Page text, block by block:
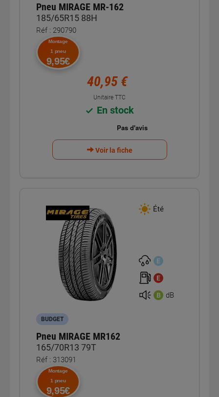
Pneu MIRAGE MR-162
185/65R15 88H
Réf : 290790
Montage
1 pneu
9,95€
40,95 €
Unitaire TTC
En stock
Voir la fiche
Été
E
E
B dB
BUDGET
Pneu MIRAGE MR162
165/70R13 79T
Réf : 313091
Montage
1 pneu
9,95€